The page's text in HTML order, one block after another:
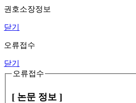
권호소장정보
닫기
오류접수
닫기
오류접수
[ 논문 정보 ]